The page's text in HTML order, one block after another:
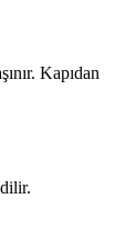
Kapıdan